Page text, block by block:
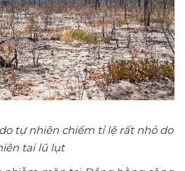
tự nhiên chiếm tỉ lệ rất nhỏ do
tai lũ lụt